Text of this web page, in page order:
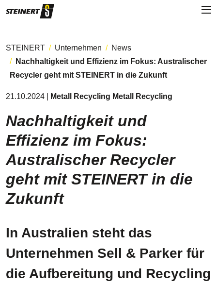
STEINERT Unternehmen
News
Nachhaltigkeit und Effizienz im Fokus: Australischer
Recycler geht mit STEINERT in die Zukunft
21.10.2024 | Metall Recycling Metall Recycling
Nachhaltigkeit und
Effizienz im Fokus:
Australischer Recycler
geht mit STEINERT in die
Zukunft
In Australien steht das
Unternehmen Sell & Parker für
die Aufbereitung und Recycling